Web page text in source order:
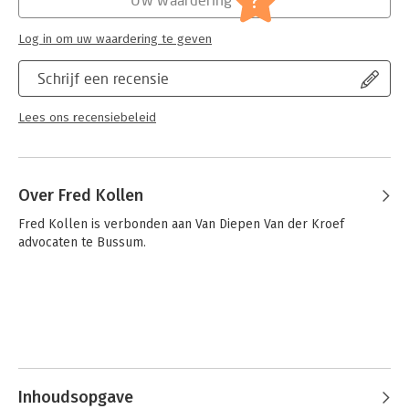
Serie:
Recht en praktijk (Be)
Schrijf een recensie
Lees ons recensiebeleid
Log in om uw waardering te geven
Over Fred Kollen
Fred Kollen is verbonden aan Van Diepen Van der Kroef
advocaten te Bussum.
Inhoudsopgave